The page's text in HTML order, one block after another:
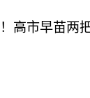
高市早苗两